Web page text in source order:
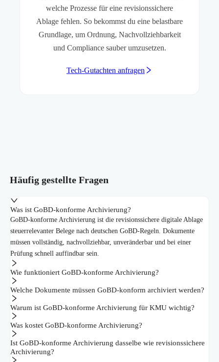
welche Prozesse für eine revisionssichere
Ablage fehlen. So bekommst du eine belastbare
Grundlage, um Ordnung, Nachvollziehbarkeit
und Compliance sauber umzusetzen.
Tech-Gutachten anfragen
Häufig gestellte Fragen
Was ist GoBD-konforme Archivierung?
GoBD-konforme Archivierung ist die revisionssichere digitale Ablage
steuerrelevanter Belege nach deutschen GoBD-Regeln. Dokumente
müssen vollständig, nachvollziehbar, unveränderbar und bei einer
Prüfung schnell auffindbar sein.
Wie funktioniert GoBD-konforme Archivierung?
Welche Dokumente müssen GoBD-konform archiviert werden?
Warum ist GoBD-konforme Archivierung für KMU wichtig?
Was kostet GoBD-konforme Archivierung?
Ist GoBD-konforme Archivierung dasselbe wie revisionssichere
Archivierung?